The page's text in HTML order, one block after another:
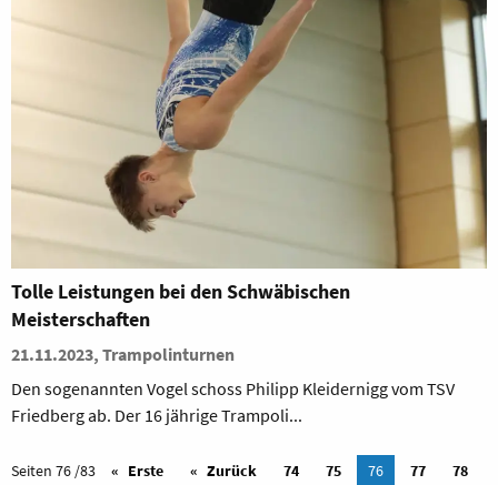
Tolle Leistungen bei den Schwäbischen
Meisterschaften
21.11.2023, Trampolinturnen
Den sogenannten Vogel schoss Philipp Kleidernigg vom TSV
Friedberg ab. Der 16 jährige Trampoli...
Seiten 76 /83 Erste Zurück 74 75 76 77
78